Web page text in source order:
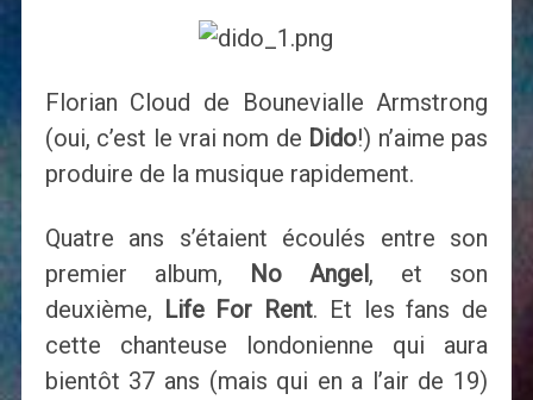
Florian Cloud de Bounevialle Armstrong
(oui, c’est le vrai nom de Dido!) n’aime pas
produire de la musique rapidement.
Quatre ans s’étaient écoulés entre son
premier album, No Angel, et son
deuxième, Life For Rent. Et les fans de
cette chanteuse londonienne qui aura
bientôt 37 ans (mais qui en a l’air de 19)